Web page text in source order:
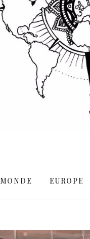
EUROPE